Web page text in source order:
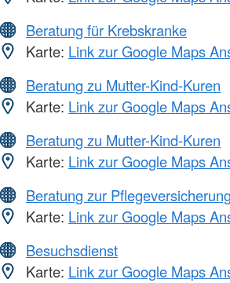
Beratung für Krebskranke
Karte: Link zur Google Maps
Beratung zu Mutter-Kind-Kuren
Karte: Link zur Google Maps
Beratung zu Mutter-Kind-Kuren
Karte: Link zur Google Maps
Beratung zur Pflegeversicherung
Karte: Link zur Google Maps
Besuchsdienst
Karte: Link zur Google Maps